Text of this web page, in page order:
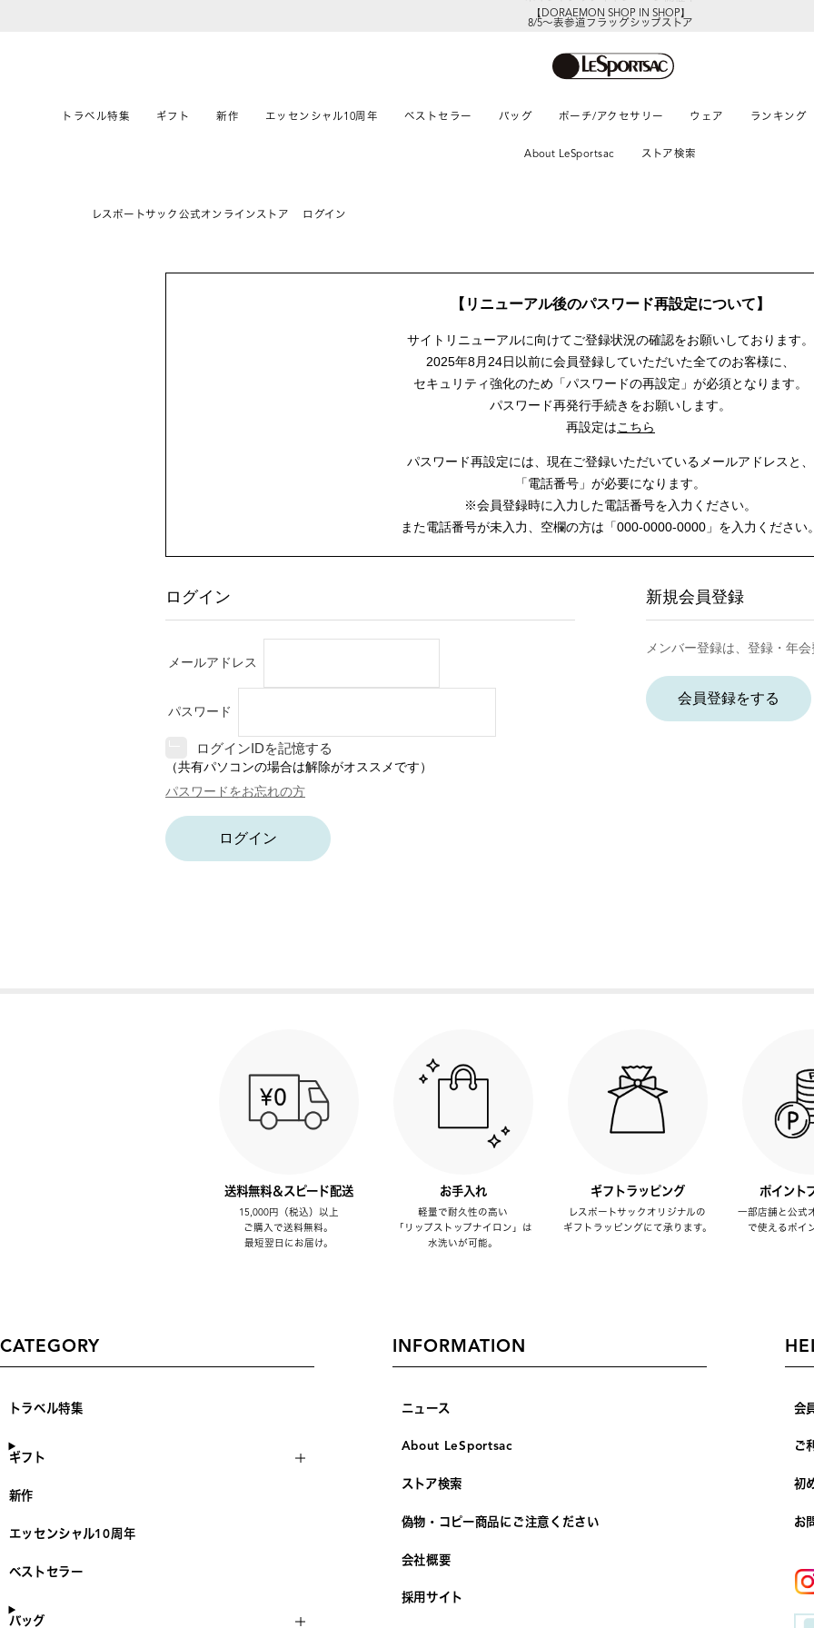
【DORAEMON SHOP IN SHOP】
8/5～表参道フラッグシップストア
トラベル特集 ギフト 新作 エッセンシャル10周年 ベストセラー バッグ ポーチ/アクセサリー ウェア ランキング
About LeSportsac ストア検索
レスポートサック公式オンラインストア ログイン
【リニューアル後のパスワード再設定について】
サイトリニューアルに向けてご登録状況の確認をお願いしております。
2025年8月24日以前に会員登録していただいた全てのお客様に、
セキュリティ強化のため「パスワードの再設定」が必須となります。
パスワード再発行手続きをお願いします。
再設定はこちら
パスワード再設定には、 現在ご登録いただいているメールアドレスと、
「電話番号」が必要になります。
※会員登録時に入力した電話番号を入力ください。
また電話番号が未入力、空欄の方は 「000-0000-0000」を入力ください。
ログイン
メールアドレス
パスワード
ログインIDを記憶する
（共有パソコンの場合は解除がオススメです）
パスワードをお忘れの方
ログイン
新規会員登録
メンバー登録は、登録・年会
会員登録をする
送料無料＆スピード配送
15,000円（税込）以上
ご購入で送料無料。
最短翌日にお届け。
お手入れ
軽量で耐久性の高い
「リップストップナイロン」は
水洗いが可能。
ギフトラッピング
レスポートサックオリジナルの
ギフトラッピングにて承ります。
ポイント
一部店舗と公式
で使えるポイ
CATEGORY
トラベル特集
ギフト
新作
エッセンシャル10周年
ベストセラー
バッグ
INFORMATION
ニュース
About LeSportsac
ストア検索
偽物・コピー商品にご注意ください
会社概要
採用サイト
会
ご
初
お